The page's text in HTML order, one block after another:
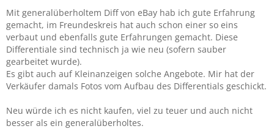
Mit generalüberholtem Diff von eBay hab ich gute Erfahrung
gemacht, im Freundeskreis hat auch schon einer so eins
verbaut und ebenfalls gute Erfahrungen gemacht. Diese
Differentiale sind technisch ja wie neu (sofern sauber
gearbeitet wurde).
Es gibt auch auf Kleinanzeigen solche Angebote. Mir hat der
Verkäufer damals Fotos vom Aufbau des Differentials geschickt.
Neu würde ich es nicht kaufen, viel zu teuer und auch nicht
besser als ein generalüberholtes.